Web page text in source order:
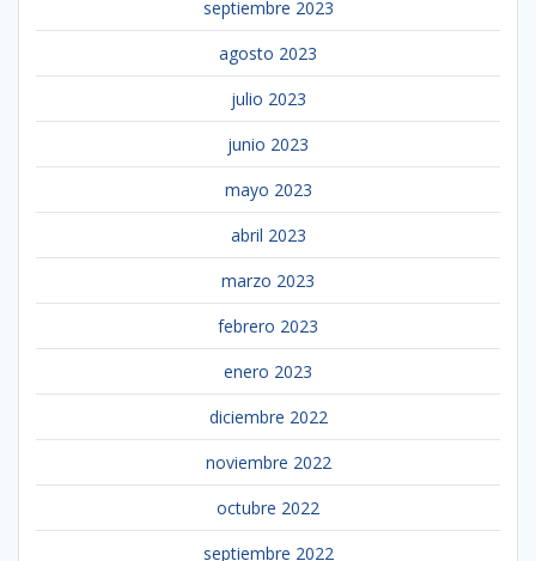
septiembre 2023
agosto 2023
julio 2023
junio 2023
mayo 2023
abril 2023
marzo 2023
febrero 2023
enero 2023
diciembre 2022
noviembre 2022
octubre 2022
septiembre 2022